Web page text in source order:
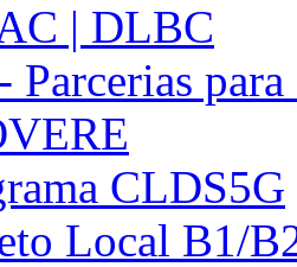
| DLBC
Parcerias
CLDS5G
Local B1/